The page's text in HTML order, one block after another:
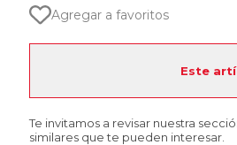
Agregar a favoritos
Este
Te invitamos a revisar nuestra
similares que te pueden interesar.